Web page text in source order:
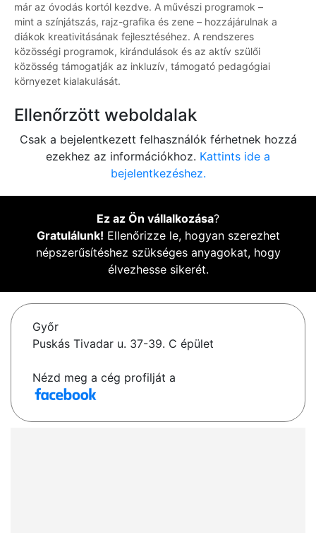
már az óvodás kortól kezdve. A művészi programok –
mint a színjátszás, rajz-grafika és zene – hozzájárulnak a
diákok kreativitásának fejlesztéséhez. A rendszeres
közösségi programok, kirándulások és az aktív szülői
közösség támogatják az inkluzív, támogató pedagógiai
környezet kialakulását.
Ellenőrzött weboldalak
Csak a bejelentkezett felhasználók férhetnek hozzá
ezekhez az információkhoz. Kattints ide a
bejelentkezéshez.
Ez az Ön vállalkozása?
Gratulálunk! Ellenőrizze le, hogyan szerezhet
népszerűsítéshez szükséges anyagokat, hogy
élvezhesse sikerét.
Győr
Puskás Tivadar u. 37-39. C épület
Nézd meg a cég profilját a